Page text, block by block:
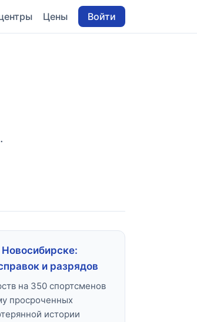
Цены Войти
и разрядов
на 350 спортсменов
просроченных
истории